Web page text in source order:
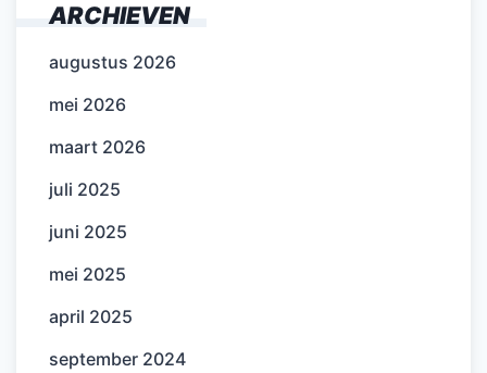
ARCHIEVEN
augustus 2026
mei 2026
maart 2026
juli 2025
juni 2025
mei 2025
april 2025
september 2024